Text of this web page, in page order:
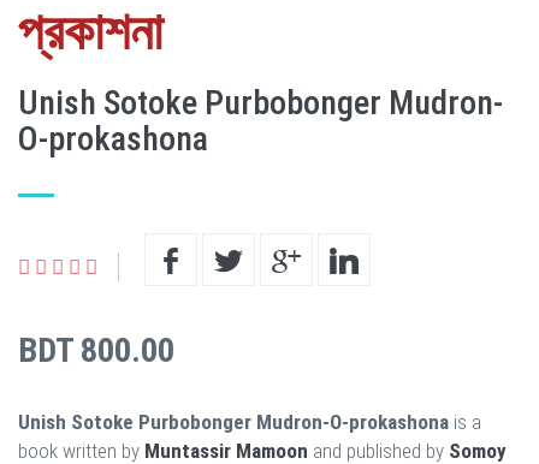
প্রকাশনা
Unish Sotoke Purbobonger Mudron-
O-prokashona
BDT 800.00
Unish Sotoke Purbobonger Mudron-O-prokashona is a
book written by Muntassir Mamoon and published by Somoy